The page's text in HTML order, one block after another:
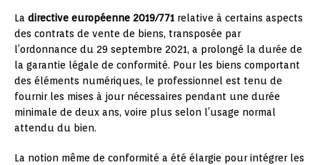
La directive européenne 2019/771 relative à certains aspects
des contrats de vente de biens, transposée par
l’ordonnance du 29 septembre 2021, a prolongé la durée de
la garantie légale de conformité. Pour les biens comportant
des éléments numériques, le professionnel est tenu de
fournir les mises à jour nécessaires pendant une durée
minimale de deux ans, voire plus selon l’usage normal
attendu du bien.
La notion même de conformité a été élargie pour intégrer les